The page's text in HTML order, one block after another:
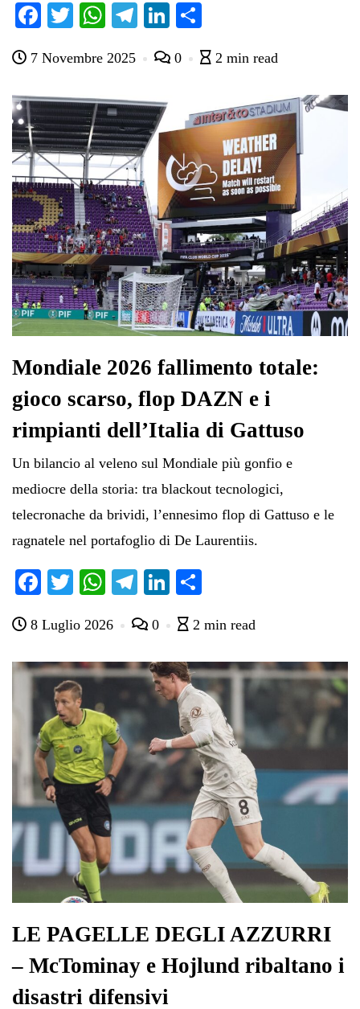
Fa
bo
ok
T
tte
r
W
ts
A
pp
Te
gr
m
Li
ed di
di
7 Novembre 2025 0 2 min read
Mondiale 2026 fallimento totale:
gioco scarso, flop DAZN e i
rimpianti dell’Italia di Gattuso
Un bilancio al veleno sul Mondiale più gonfio e
mediocre della storia: tra blackout tecnologici,
telecronache da brividi, l’ennesimo flop di Gattuso e le
ragnatele nel portafoglio di De Laurentiis.
Fa
bo
ok
T
tte
r
W
ts
A
pp
Te
gr
a
m
Li
ed
In
di
vi
di
8 Luglio 2026 0 2 min read
LE PAGELLE DEGLI AZZURRI
– McTominay e Hojlund ribaltano i
disastri difensivi